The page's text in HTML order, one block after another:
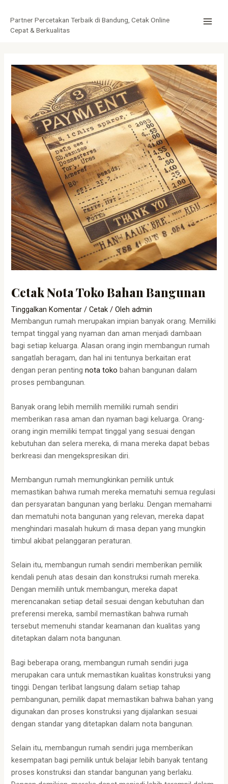
konten
Partner Percetakan Terbaik di Bandung, Cetak Online
Cepat & Berkualitas
Cetak Nota Toko Bahan Bangunan
Tinggalkan Komentar /Cetak / Olehadmin
Membangun rumah merupakan impian banyak orang. Memiliki
tempat tinggal yang nyaman dan aman menjadi dambaan
bagi setiap keluarga. Alasan orang ingin membangun rumah
sangatlah beragam, dan hal ini tentunya berkaitan erat
dengan peran pentingnota toko bahan bangunan dalam
proses pembangunan.
Banyak orang lebih memilih memiliki rumah sendiri
memberikan rasa aman dan nyaman bagi keluarga. Orang-
orang ingin memiliki tempat tinggal yang sesuai dengan
kebutuhan dan selera mereka, di mana mereka dapat bebas
berkreasi dan mengekspresikan diri.
Membangun rumah memungkinkan pemilik untuk
memastikan bahwa rumah mereka mematuhi semua regulasi
dan persyaratan bangunan yang berlaku. Dengan memahami
dan mematuhi nota bangunan yang relevan, mereka dapat
menghindari masalah hukum di masa depan yang mungkin
timbul akibat pelanggaran peraturan.
Selain itu, membangun rumah sendiri memberikan pemilik
kendali penuh atas desain dan konstruksi rumah mereka.
Dengan memilih untuk membangun, mereka dapat
merencanakan setiap detail sesuai dengan kebutuhan dan
preferensi mereka, sambil memastikan bahwa rumah
tersebut memenuhi standar keamanan dan kualitas yang
ditetapkan dalam nota bangunan.
Bagi beberapa orang, membangun rumah sendiri juga
merupakan cara untuk memastikan kualitas konstruksi yang
tinggi. Dengan terlibat langsung dalam setiap tahap
pembangunan, pemilik dapat memastikan bahwa bahan yang
digunakan dan proses konstruksi yang dijalankan sesuai
dengan standar yang ditetapkan dalam nota bangunan.
Selain itu, membangun rumah sendiri juga memberikan
kesempatan bagi pemilik untuk belajar lebih banyak tentang
proses konstruksi dan standar bangunan yang berlaku.
navigation